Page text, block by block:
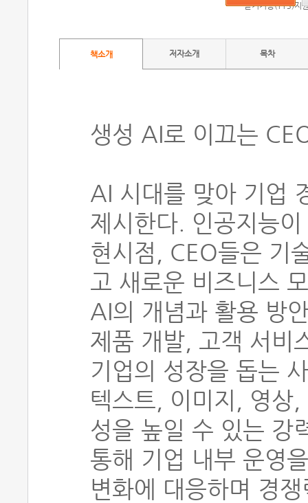
듣기기능(TTS)지
책소개 저자소개 목차
생성 AI로 이끄는
AI 시대를 맞아 기업
제시한다. 인공지능
현시점, CEO들은 기
고 새로운 비즈니스
AI의 개념과 활용 방
제품 개발, 고객 서비
기업의 성장을 돕는
텍스트, 이미지, 영상
성을 높일 수 있는 강
통해 기업 내부 운영
변화에 대응하며 경